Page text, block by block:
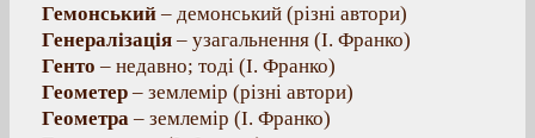
Гемонський – демонський (різні автори)
Генералізація – узагальнення (І. Франко)
Генто – недавно; тоді (І. Франко)
Геометер – землемір (різні автори)
Геометра – землемір (І. Франко)